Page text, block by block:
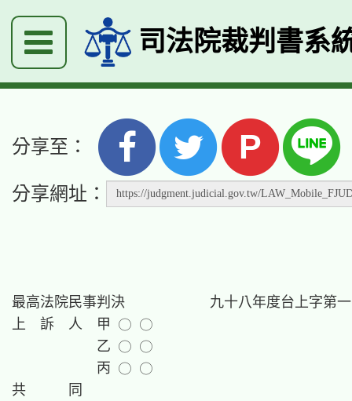
司法院裁判書系
分享至： P
分享網址：
最高法院民事判決　　　　　　九十八年度台上字第
上　訴　人　甲 ○ ○
乙 ○ ○
丙 ○ ○
共　　　同